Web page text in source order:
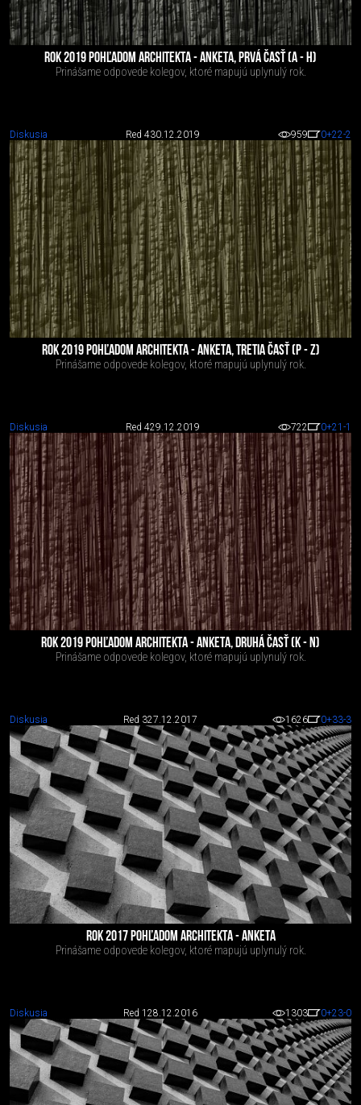
ROK 2019 POHĽADOM ARCHITEKTA - ANKETA, PRVÁ ČASŤ (A - H)
Prinášame odpovede kolegov, ktoré mapujú uplynulý rok.
Diskusia Red 430.12.2019 959 0+22-2
ROK 2019 POHĽADOM ARCHITEKTA - ANKETA, TRETIA ČASŤ (P - Z)
Prinášame odpovede kolegov, ktoré mapujú uplynulý rok.
Diskusia Red 429.12.2019 722 0+21 -1
ROK 2019 POHĽADOM ARCHITEKTA - ANKETA, DRUHÁ ČASŤ (K - N)
Prinášame odpovede kolegov, ktoré mapujú uplynulý rok.
Diskusia Red 327.12.2017 1626 0+33-3
ROK 2017 POHĽADOM ARCHITEKTA - ANKETA
Prinášame odpovede kolegov, ktoré mapujú uplynulý rok.
Diskusia Red 1 28.12.2016 1303 0+23-0